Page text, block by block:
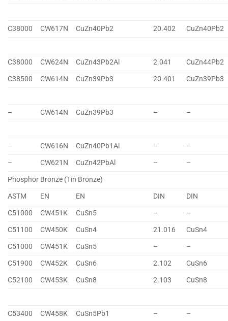
C38000 CW617N CuZn40Pb2 20.402 CuZn40Pb2
C38000 CW624N CuZn43Pb2Al 2.041
CuZn44Pb2
C38500
CW614N CuZn39Pb3 20.401 CuZn39Pb3
– CW614N CuZn39Pb3 – –
– CW616N CuZn40Pb1Al –
–
–
CW621N CuZn42PbAl –
–
Phosphor Bronze (Tin Bronze)
ASTM
EN EN DIN
DIN
C51000
CW451K CuSn5 –
–
C51100
CW450K CuSn4 21.016
CuSn4
C51000
CW451K CuSn5 –
–
C51900
CW452K CuSn6 2.102
CuSn6
C52100
CW453K CuSn8 2.103 CuSn8
C53400 CW458K CuSn5Pb1 – –